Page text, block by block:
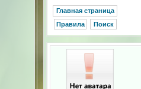
Главная страница
Правила
Поиск